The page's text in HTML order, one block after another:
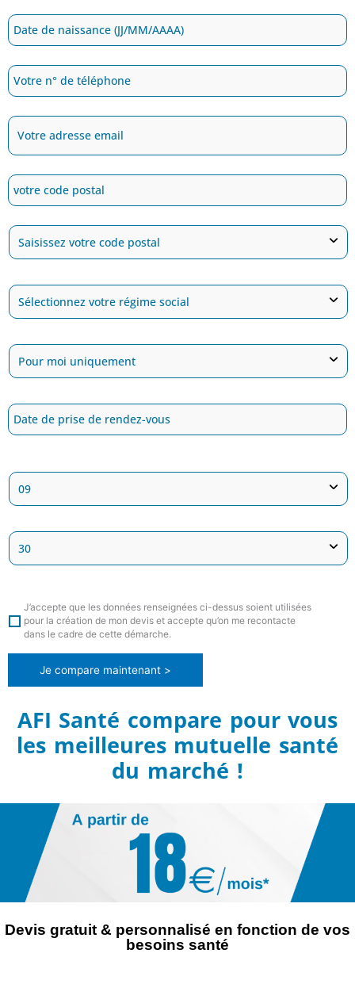
AFI Santé compare pour vous
les meilleures mutuelle santé
du marché !
Devis gratuit & personnalisé en fonction de vos
besoins santé
J’accepte que les données renseignées ci-dessus soient utilisées
pour la création de mon devis et accepte qu’on me recontacte
dans le cadre de cette démarche.
Je compare maintenant >